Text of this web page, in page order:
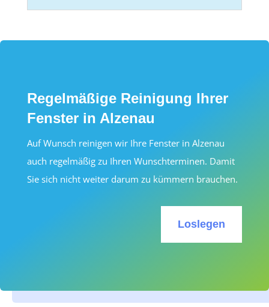
Regelmäßige Reinigung Ihrer
Fenster in Alzenau
Auf Wunsch reinigen wir Ihre Fenster in Alzenau
auch regelmäßig zu Ihren Wunschterminen. Damit
Sie sich nicht weiter darum zu kümmern brauchen.
Loslegen